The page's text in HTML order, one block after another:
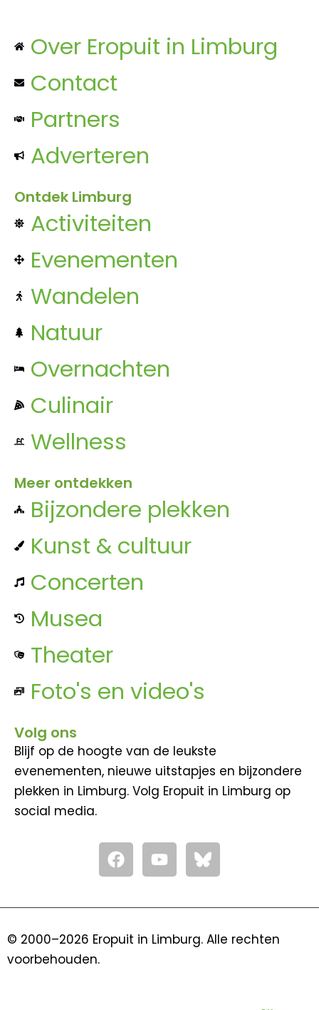
Over Eropuit in Limburg
Contact
Partners
Adverteren
Ontdek Limburg
Activiteiten
Evenementen
Wandelen
Natuur
Overnachten
Culinair
Wellness
Meer ontdekken
Bijzondere plekken
Kunst & cultuur
Concerten
Musea
Theater
Foto's en video's
Volg ons
Blijf op de hoogte van de leukste
evenementen, nieuwe uitstapjes en bijzondere
plekken in Limburg. Volg Eropuit in Limburg op
social media.
F
a
c
o
Y
o
u
b
© 2000–2026 Eropuit in Limburg. Alle rechten
voorbehouden.